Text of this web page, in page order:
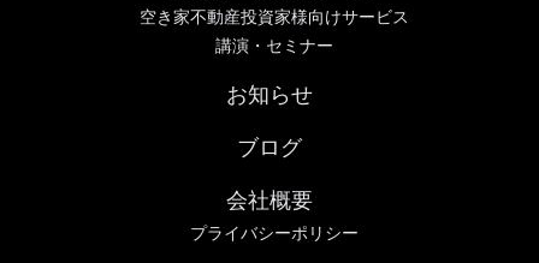
空き家不動産投資家様向けサービス
講演・セミナー
お知らせ
ブログ
会社概要
プライバシーポリシー